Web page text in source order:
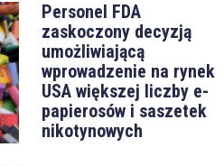
Personel FDA
zaskoczony decyzją
umożliwiającą
wprowadzenie na rynek
USA większej liczby e-
papierosów i saszetek
nikotynowych